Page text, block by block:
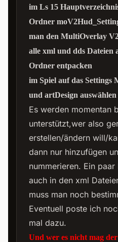
im Ls 15
Ordner
man den MultiOverlay
alle xml und dds Dateien
Ordner entpacken
im Spiel auf das Settings
und artDesign auswählen
Es werden momentan
unterstützt,wer also
erstellen/ändern will/
dann nur hinzufügen
nummerieren. Ein
auch in den xml
muss man noch
Eventuell poste ich
mal dazu.
Und wer es nicht mag